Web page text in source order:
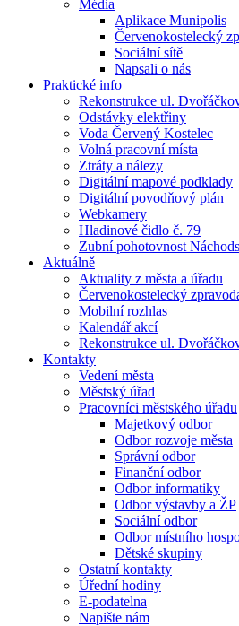
Média
Aplikace Munipolis
Červenokostelecký
Sociální sítě
Napsali o nás
Praktické info
Rekonstrukce ul.
Odstávky elektřiny
Voda Červený Kostelec
Volná pracovní místa
Ztráty a nálezy
Digitální mapové podklady
Digitální povodňový plán
Webkamery
Hladinové čidlo č. 79
Zubní pohotovnost
Aktuálně
Aktuality z města a úřadu
Červenokostelecký
Mobilní rozhlas
Kalendář akcí
Rekonstrukce ul.
Kontakty
Vedení města
Městský úřad
Pracovníci městského úřadu
Majetkový odbor
Odbor rozvoje města
Správní odbor
Finanční odbor
Odbor informatiky
Odbor výstavby a ŽP
Sociální odbor
Odbor místního
Dětské skupiny
Ostatní kontakty
Úřední hodiny
E-podatelna
Napište nám